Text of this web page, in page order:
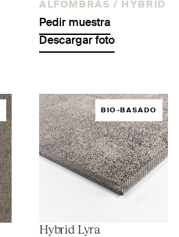
ALFOMBRAS / HYBRID
Pedir muestra
Descargar foto
BIO-BASADO
Hybrid Lyra